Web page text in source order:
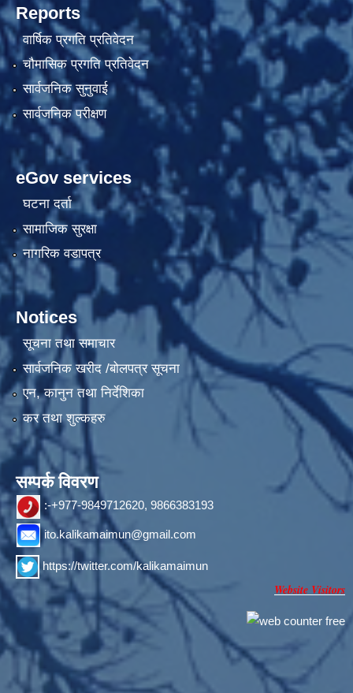
Reports
वार्षिक प्रगति प्रतिवेदन
चौमासिक प्रगति प्रतिवेदन
सार्वजनिक सुनुवाई
सार्वजनिक परीक्षण
eGov services
घटना दर्ता
सामाजिक सुरक्षा
नागरिक वडापत्र
Notices
सूचना तथा समाचार
सार्वजनिक खरीद /बोलपत्र सूचना
एन, कानुन तथा निर्देशिका
कर तथा शुल्कहरु
सम्पर्क विवरण
:-+977-9849712620, 9866383193
ito.kalikamaimun@gmail.com
https://twitter.com/kalikamaimun
Website Visitors